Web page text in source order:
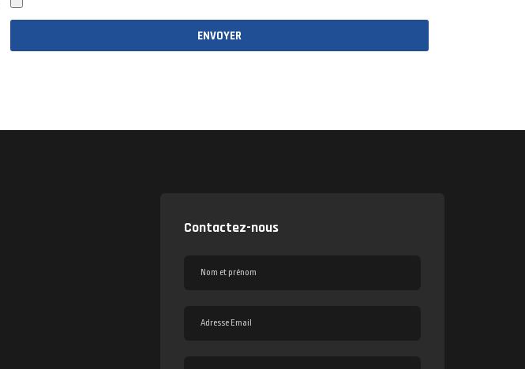
ENVOYER
Contactez-nous